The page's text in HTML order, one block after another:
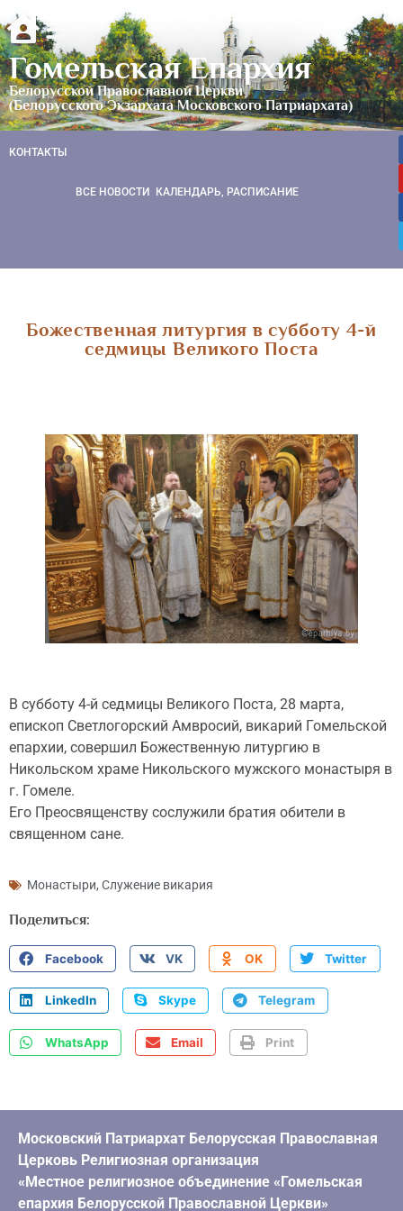
Гомельская Епархия
Белорусской Православной Церкви
(Белорусского Экзархата Московского Патриархата)
КОНТАКТЫ
ВСЕ НОВОСТИ КАЛЕНДАРЬ, РАСПИСАНИЕ
Божественная литургия в субботу 4-й
седмицы Великого Поста
В субботу 4-й седмицы Великого Поста, 28 марта,
епископ Светлогорский Амвросий, викарий Гомельской
епархии, совершил Божественную литургию в
Никольском храме Никольского мужского монастыря в
г. Гомеле.
Его Преосвященству сослужили братия обители в
священном сане.
Монастыри, Служение викария
Поделиться:
Facebook VK OK Twitter
LinkedIn Skype Telegram
WhatsApp Email Print
Московский Патриархат Белорусская Православная
Церковь Религиозная организация
«Местное религиозное объединение «Гомельская
епархия Белорусской Православной Церкви»